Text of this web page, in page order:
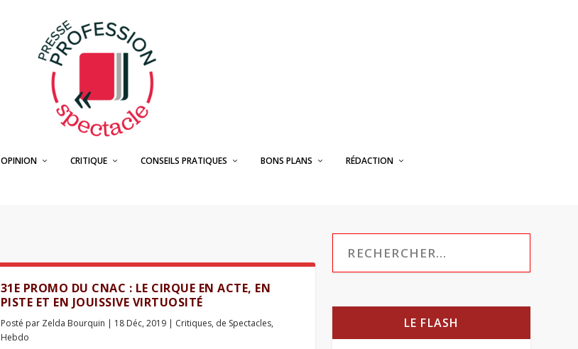
OPINION CRITIQUE CONSEILS PRATIQUES BONS PLANS RÉDACTION
31E PROMO DU CNAC : LE CIRQUE EN ACTE, EN
PISTE ET EN JOUISSIVE VIRTUOSITÉ
Posté par Zelda Bourquin | 18 Déc, 2019| Critiques, de Spectacles,
Hebdo
LE FLASH